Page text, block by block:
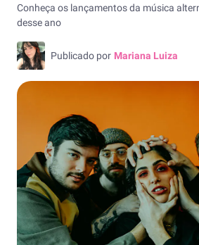
Conheça os lançamentos da música
desse ano
Publicado por Mariana Luiza